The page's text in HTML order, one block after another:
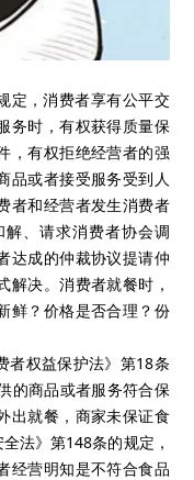
定，消费者享有公平交
务时，有权获得质量保
，有权拒绝经营者的强
品或者接受服务受到人
者和经营者发生消费者
、请求消费者协会调
达成的仲裁协议提请仲
解决。消费者就餐时，
鲜？价格是否合理？份
者权益保护法》第18条
的商品或者服务符合保
出就餐，商家未保证食
法》第148条的规定，
经营明知是不符合食品